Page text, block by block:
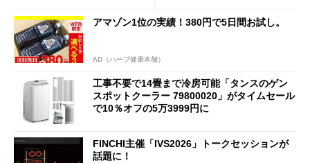
アマゾン1位の実績！380円で5日間お試し。
AD（ハーブ健康本舗）
工事不要で14畳まで冷房可能「タンスのゲン
スポットクーラー 79800020」がタイムセール
で10％オフの5万3999円に
FINCHI主催「IVS2026」トークセッションが
話題に！